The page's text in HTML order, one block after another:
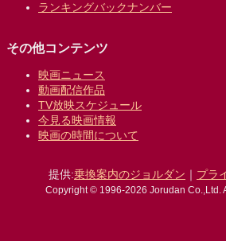
ランキングバックナンバー
その他コンテンツ
映画ニュース
動画配信作品
TV放映スケジュール
今見る映画情報
映画の時間について
提供:乗換案内のジョルダン ｜ プラ
Copyright © 1996-2026 Jorudan Co.,Ltd.